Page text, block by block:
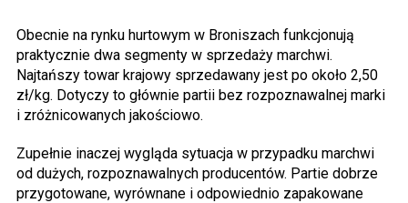
Obecnie na rynku hurtowym w Broniszach funkcjonują
praktycznie dwa segmenty w sprzedaży marchwi.
Najtańszy towar krajowy sprzedawany jest po około 2,50
zł/kg. Dotyczy to głównie partii bez rozpoznawalnej marki
i zróżnicowanych jakościowo.
Zupełnie inaczej wygląda sytuacja w przypadku marchwi
od dużych, rozpoznawalnych producentów. Partie dobrze
przygotowane, wyrównane i odpowiednio zapakowane